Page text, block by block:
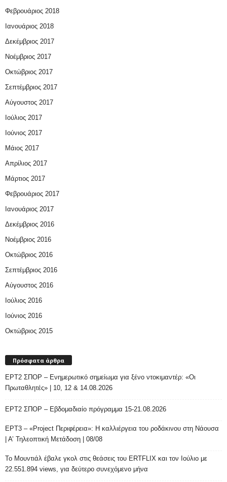
Φεβρουάριος 2018
Ιανουάριος 2018
Δεκέμβριος 2017
Νοέμβριος 2017
Οκτώβριος 2017
Σεπτέμβριος 2017
Αύγουστος 2017
Ιούλιος 2017
Ιούνιος 2017
Μάιος 2017
Απρίλιος 2017
Μάρτιος 2017
Φεβρουάριος 2017
Ιανουάριος 2017
Δεκέμβριος 2016
Νοέμβριος 2016
Οκτώβριος 2016
Σεπτέμβριος 2016
Αύγουστος 2016
Ιούλιος 2016
Ιούνιος 2016
Οκτώβριος 2015
Πρόσφατα άρθρα
ΕΡΤ2 ΣΠΟΡ – Ενημερωτικό σημείωμα για ξένο ντοκιμαντέρ: «Οι
Πρωταθλητές» | 10, 12 & 14.08.2026
ΕΡΤ2 ΣΠΟΡ – Εβδομαδιαίο πρόγραμμα 15-21.08.2026
ΕΡΤ3 – «Project Περιφέρεια»: Η καλλιέργεια του ροδάκινου στη Νάουσα
| Α’ Τηλεοπτική Μετάδοση | 08/08
Το Μουντιάλ έβαλε γκολ στις θεάσεις του ERTFLIX και τον Ιούλιο με
22.551.894 views, για δεύτερο συνεχόμενο μήνα